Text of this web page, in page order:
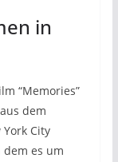
in
“Memories”
dem
City
es um